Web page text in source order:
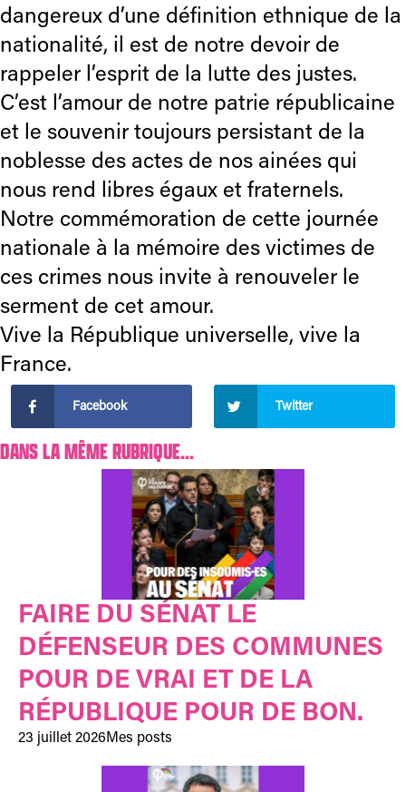
dangereux d’une définition ethnique de la
nationalité, il est de notre devoir de
rappeler l’esprit de la lutte des justes.
C’est l’amour de notre patrie républicaine
et le souvenir toujours persistant de la
noblesse des actes de nos ainées qui
nous rend libres égaux et fraternels.
Notre commémoration de cette journée
nationale à la mémoire des victimes de
ces crimes nous invite à renouveler le
serment de cet amour.
Vive la République universelle, vive la
France.
Facebook Twitter
DANS LA MÊME RUBRIQUE...
FAIRE DU SÉNAT LE
DÉFENSEUR DES COMMUNES
POUR DE VRAI ET DE LA
RÉPUBLIQUE POUR DE BON.
23 juillet 2026 Mes posts